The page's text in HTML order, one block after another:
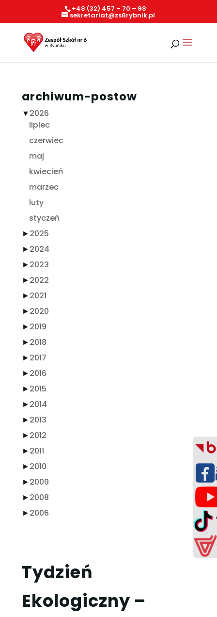
+48 (32) 457 – 70 – 98
sekretariat@zs6rybnik.pl
archiwum-postow
▼2026
lipiec
czerwiec
maj
kwiecień
marzec
luty
styczeń
►2025
►2024
►2023
►2022
►2021
►2020
►2019
►2018
►2017
►2016
►2015
►2014
►2013
►2012
►2011
►2010
►2009
►2008
►2006
Tydzień
Ekologiczny –